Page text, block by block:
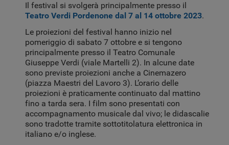
Il festival si svolgerà principalmente presso il
Teatro Verdi Pordenone dal 7 al 14 ottobre 2023.
Le proiezioni del festival hanno inizio nel
pomeriggio di sabato 7 ottobre e si tengono
principalmente presso il Teatro Comunale
Giuseppe Verdi (viale Martelli 2). In alcune date
sono previste proiezioni anche a Cinemazero
(piazza Maestri del Lavoro 3). L’orario delle
proiezioni è praticamente continuato dal mattino
fino a tarda sera. I film sono presentati con
accompagnamento musicale dal vivo; le didascalie
sono tradotte tramite sottotitolatura elettronica in
italiano e/o inglese.